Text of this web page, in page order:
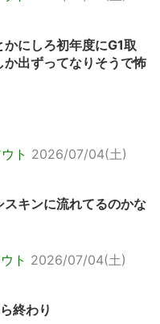
にしろ初年度にG1取
出ずってなりそうで怖
ト 2026/07/04(土)
キンに流れてるのかな
ト 2026/07/04(土)
終わり